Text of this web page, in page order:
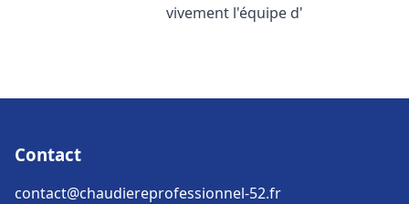
vivement l'équipe d'
Contact
contact@chaudiereprofessionnel-52.fr